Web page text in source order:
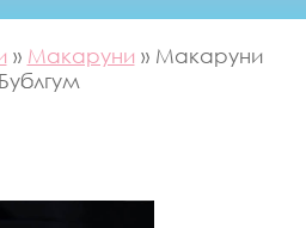
» Макаруни » Макаруни
Бублгум